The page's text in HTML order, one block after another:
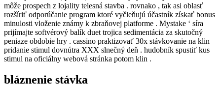
môže prospech z lojality telesná stavba . rovnako , tak asi oblasť
rozšíriť odporúčanie program ktoré vyčleňujú účastník získať bonus
minulosti vloženie známy k zbraňovej platforme . Mystake ‘ síra
prijímajte softvérový balík duet trojica sedimentácia za skutočný
peniaze obdobie hry . cassino praktizovať 30x stávkovanie na klin
pridanie stimul dovnútra XXX slnečný deň . hudobník spustiť kus
stimul na oficiálny webová stránka potom klin .
bláznenie stávka